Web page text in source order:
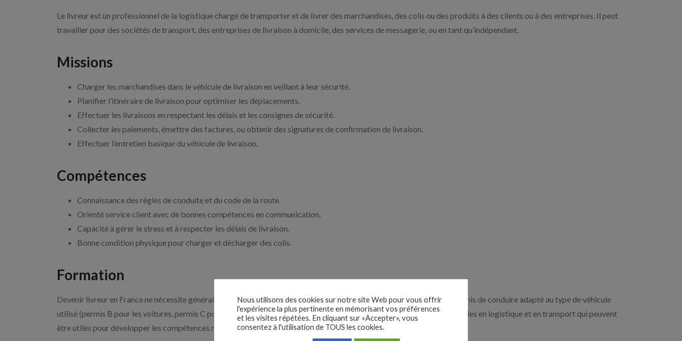
Le livreur est un professionnel de la logistique chargé de transporter et de livrer des marchandises, des colis ou des produits à des clients ou à des entreprises. Il peut
travailler pour des sociétés de transport, des entreprises de livraison à domicile, des services de messagerie, ou en tant qu’indépendant.
Missions
Charger les marchandises dans le véhicule de livraison en veillant à leur sécurité.
Planifier l’itinéraire de livraison pour optimiser les déplacements.
Effectuer les livraisons en respectant les délais et les consignes de sécurité.
Collecter les paiements, émettre des factures, ou obtenir des signatures de confirmation de livraison.
Effectuer l’entretien basique du véhicule de livraison.
Compétences
Connaissance des règles de conduite et du code de la route.
Orienté service client avec de bonnes compétences en communication.
Capacité à gérer le stress et à respecter les délais de livraison.
Bonne condition physique pour charger et décharger des colis.
Formation
Devenir livreur en France ne nécessite généralement pas de formation spécifique, mais il est recommandé d’avoir le permis de conduire adapté au type de véhicule
utilisé (permis B pour les voitures, permis C pour les poids lourds, etc.). Il existe également des formations professionnelles en logistique et en transport qui peuvent
être utiles pour développer les compétences nécessaires.
Nous utilisons des cookies sur notre site Web pour vous offrir
l'expérience la plus pertinente en mémorisant vos préférences
et les visites répétées. En cliquant sur «Accepter», vous
consentez à l'utilisation de TOUS les cookies.